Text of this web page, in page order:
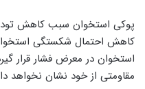
پوکی استخوان سبب کاهش
کاهش احتمال شکستگی
استخوان در معرض فشار قرار
مقاومتی از خود نشان نخواهد